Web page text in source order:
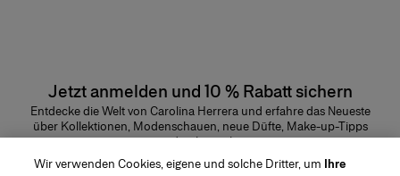
Jetzt anmelden und 10 % Rabatt sichern
Entdecke die Welt von Carolina Herrera und erfahre das Neueste
über Kollektionen, Modenschauen, neue Düfte, Make-up-Tipps
und vieles mehr.
E-Mail-Adresse
Wir verwenden Cookies, eigene und solche Dritter, um Ihre